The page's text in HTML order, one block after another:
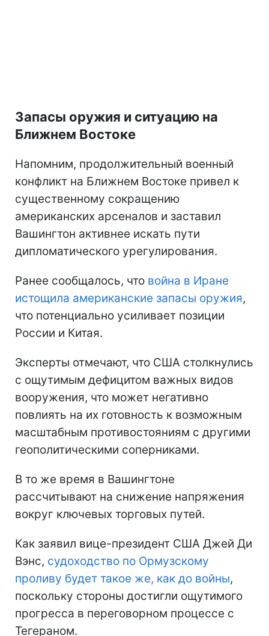
Запасы оружия и ситуацию на
Ближнем Востоке
Напомним, продолжительный военный
конфликт на Ближнем Востоке привел к
существенному сокращению
американских арсеналов и заставил
Вашингтон активнее искать пути
дипломатического урегулирования.
Ранее сообщалось, что война в Иране
истощила американские запасы оружия,
что потенциально усиливает позиции
России и Китая.
Эксперты отмечают, что США столкнулись
с ощутимым дефицитом важных видов
вооружения, что может негативно
повлиять на их готовность к возможным
масштабным противостояниям с другими
геополитическими соперниками.
В то же время в Вашингтоне
рассчитывают на снижение напряжения
вокруг ключевых торговых путей.
Как заявил вице-президент США Джей Ди
Вэнс, судоходство по Ормузскому
проливу будет такое же, как до войны,
поскольку стороны достигли ощутимого
прогресса в переговорном процессе с
Тегераном.